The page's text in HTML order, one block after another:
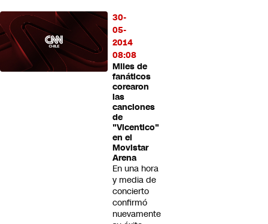
30-
05-
2014
08:08
Miles de
fanáticos
corearon
las
canciones
de
"Vicentico"
en el
Movistar
Arena
En una hora
y media de
concierto
confirmó
nuevamente